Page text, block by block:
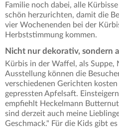
Familie noch dabei, alle
schön herzurichten, damit die
vier Wochenenden bei der
Herbststimmung kommen.
Nicht nur dekorativ, sondern
Kürbis in der Waffel, als
Ausstellung können die
verschiedenen Gerichten
gepressten Apfelsaft.
empfiehlt Heckelmann
sind derzeit auch meine
Geschmack." Für die Kids gibt